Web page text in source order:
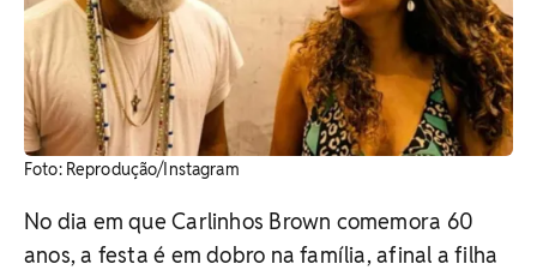
Foto: Reprodução/Instagram
No dia em que Carlinhos Brown comemora 60
anos, a festa é em dobro na família, afinal a filha